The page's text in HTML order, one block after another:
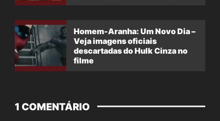
Homem-Aranha: Um Novo Dia –
Veja imagens oficiais
descartadas do Hulk Cinza no
filme
1 COMENTÁRIO